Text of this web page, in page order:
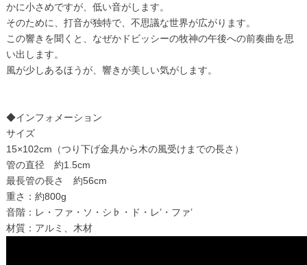
かに小さめですが、低い音がします。
そのために、打音が独特で、不思議な世界が広がります。
この響きを聞くと、なぜかドビッシーの牧神の午後への前奏曲を思
い出します。
風が少しあるほうが、響きが美しい気がします。
◆インフォメーション
サイズ
15×102cm（つり下げ金具から木の風受けまでの長さ）
管の直径 約1.5cm
最長管の長さ 約56cm
重さ：約800g
音階：レ・ファ・ソ・シ♭・ド・レ’・ファ’
材質：アルミ、木材